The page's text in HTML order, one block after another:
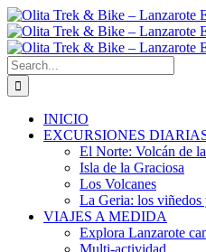
Skip
to
content
Search
for:
INICIO
EXCURSIONES
El Norte: Volcán de
Isla de la Graciosa
Los Volcanes
La Geria: los viñedos
VIAJES A MEDIDA
Explora Lanzarote
Multi-actividad